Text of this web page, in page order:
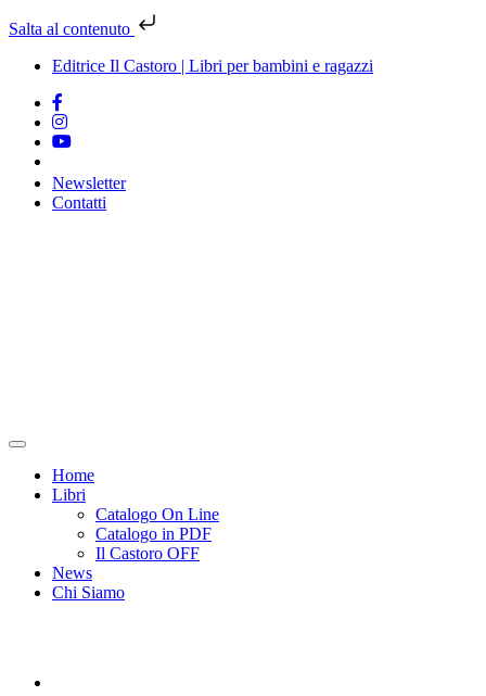
Salta al contenuto
Editrice Il Castoro | Libri per bambini e ragazzi
Newsletter
Contatti
Home
Libri
Catalogo On Line
Catalogo in PDF
Il Castoro OFF
News
Chi Siamo